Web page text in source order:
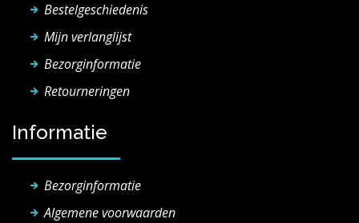
Bestelgeschiedenis
Mijn verlanglijst
Bezorginformatie
Retourneringen
Informatie
Bezorginformatie
Algemene voorwaarden